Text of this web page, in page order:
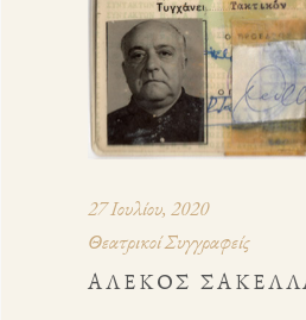
27 Ιουλίου, 2020
Θεατρικοί Συγγραφείς
ΑΛΈΚΟΣ